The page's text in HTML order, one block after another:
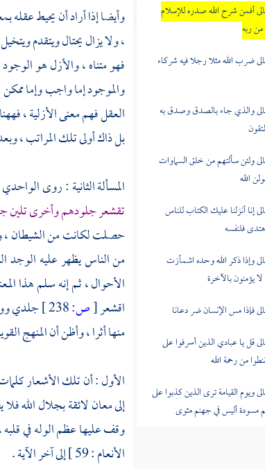
أفمن شرح الله صدره للإسلام
ربه
ضرب الله مثلا رجلا فيه شركاء
والذي جاء بالصدق وصدق به
ولئن سألتهم من خلق السماوات
الله
إنا أنزلنا عليك الكتاب للناس
فلنفسه
وإذا ذكر الله وحده اشمأزت
يؤمنون بالآخرة
فإذا مس الإنسان ضر دعانا
قل يا عبادي الذين أسرفوا على
من رحمة الله
ويوم القيامة ترى الذين كذبوا على
مسودة أليس في جهنم مثوى
وأيضا إذا أراد أن يحيط
، ولا يزال يحتال ويتقدم
فهو متناه ، والأزل هو
والموجود إما واجب وإما ممكن
العقل فهم معنى الأزلية ،
بل ذاك أولى تلك المراتب ،
المسألة الثانية : روى
تقشعر جلودهم وأخرى تلين
حصلت لكانت من الشيطان ،
من الناس يظهر عليه الوجد
الأحوال ، ثم إنه سلم هذا
اقشعر[ص:
جلدي
منها أثرا ، وأظن أن المنهج
الأول : أن تلك الأشعار
إلى معان لائقة بجلال الله
وقف عليها عظم الوله في
الأنعام : 59 ] إلى آخر الآية .